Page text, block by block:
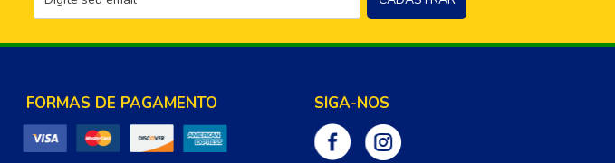
FORMAS DE PAGAMENTO SIGA-NOS